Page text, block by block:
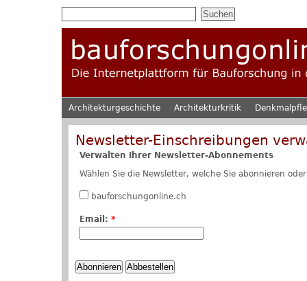
Architekturgeschichte Architekturkritik
Newsletter-Einschreibungen
Verwalten Ihrer Newsletter-Abonnements
Wählen Sie die Newsletter, welche Sie abonnieren
bauforschungonline.ch
Email: *